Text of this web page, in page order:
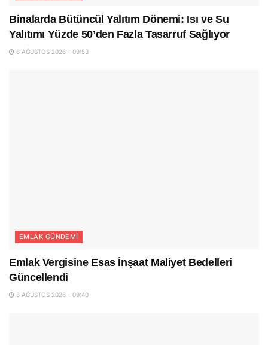
Binalarda Bütüncül Yalıtım Dönemi: Isı ve Su
Yalıtımı Yüzde 50’den Fazla Tasarruf Sağlıyor
6 AĞUSTOS 2026 - 09:53
EMLAK GÜNDEMI
Emlak Vergisine Esas İnşaat Maliyet Bedelleri
Güncellendi
6 AĞUSTOS 2026 - 09:40